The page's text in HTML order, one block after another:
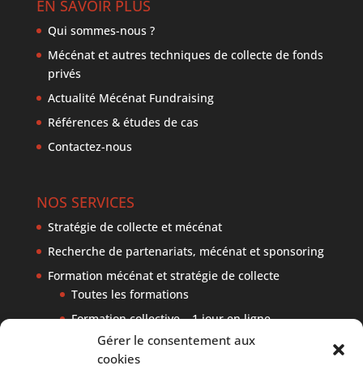
Gérer le consentement aux
cookies
EN SAVOIR PLUS
Qui sommes-nous ?
Mécénat et autres techniques de collecte de fonds
privés
Actualité Mécénat Fundraising
Références & études de cas
Contactez-nous
NOS SERVICES
Stratégie de collecte et mécénat
Recherche de partenariats, mécénat et sponsoring
Formation mécénat et stratégie de collecte
Toutes les formations
Formation collective – 1 jour en ligne
Formation collective ou sur mesure – 2 jours
en présentiel à Lyon